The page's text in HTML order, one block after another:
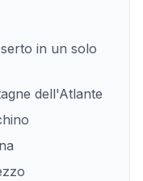
in un solo
dell'Atlante